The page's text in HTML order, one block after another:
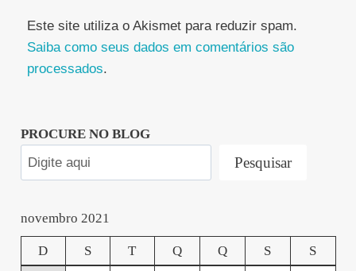
Este site utiliza o Akismet para reduzir spam.
Saiba como seus dados em comentários são
processados.
PROCURE NO BLOG
Pesquisar
novembro 2021
D S T Q Q S S